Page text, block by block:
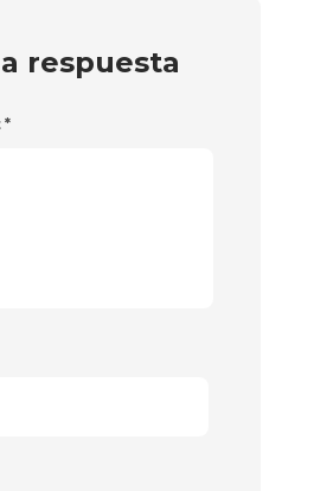
respuesta
*